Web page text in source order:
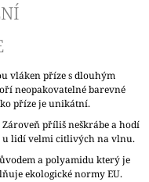
vláken příze s dlouhým
neopakovatelné barevné
příze je unikátní.
příliš neškrábe a hodí
u lidí velmi citlivých na vlnu.
a polyamidu který je
ekologické normy EU.